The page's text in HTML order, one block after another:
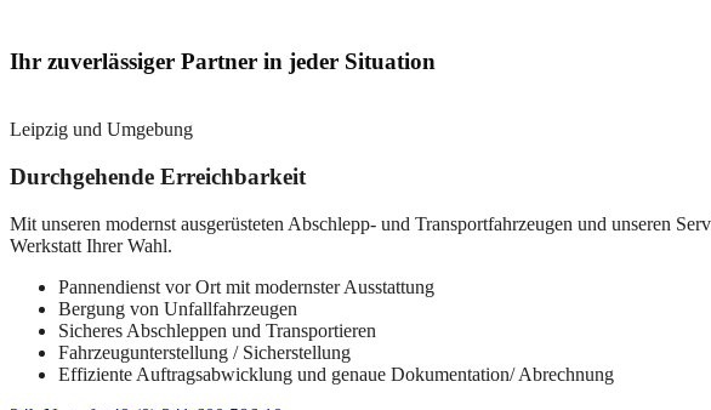
Ihr zuverlässiger Partner in jeder Situation
Leipzig und Umgebung
Durchgehende Erreichbarkeit
Mit unseren modernst ausgerüsteten Abschlepp- und Transportfahrzeugen und unseren
Werkstatt Ihrer Wahl.
Pannendienst vor Ort mit modernster Ausstattung
Bergung von Unfallfahrzeugen
Sicheres Abschleppen und Transportieren
Fahrzeugunterstellung / Sicherstellung
Effiziente Auftragsabwicklung und genaue Dokumentation/ Abrechnung